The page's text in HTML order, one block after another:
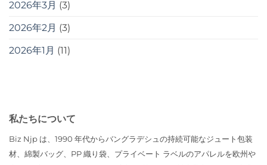
2026年3月 (3)
2026年2月 (3)
2026年1月 (11)
私たちについて
Biz Njp は、1990 年代からバングラデシュの持続可能なジュート包装
材、綿製バッグ、PP 織り袋、プライベート ラベルのアパレルを欧州や